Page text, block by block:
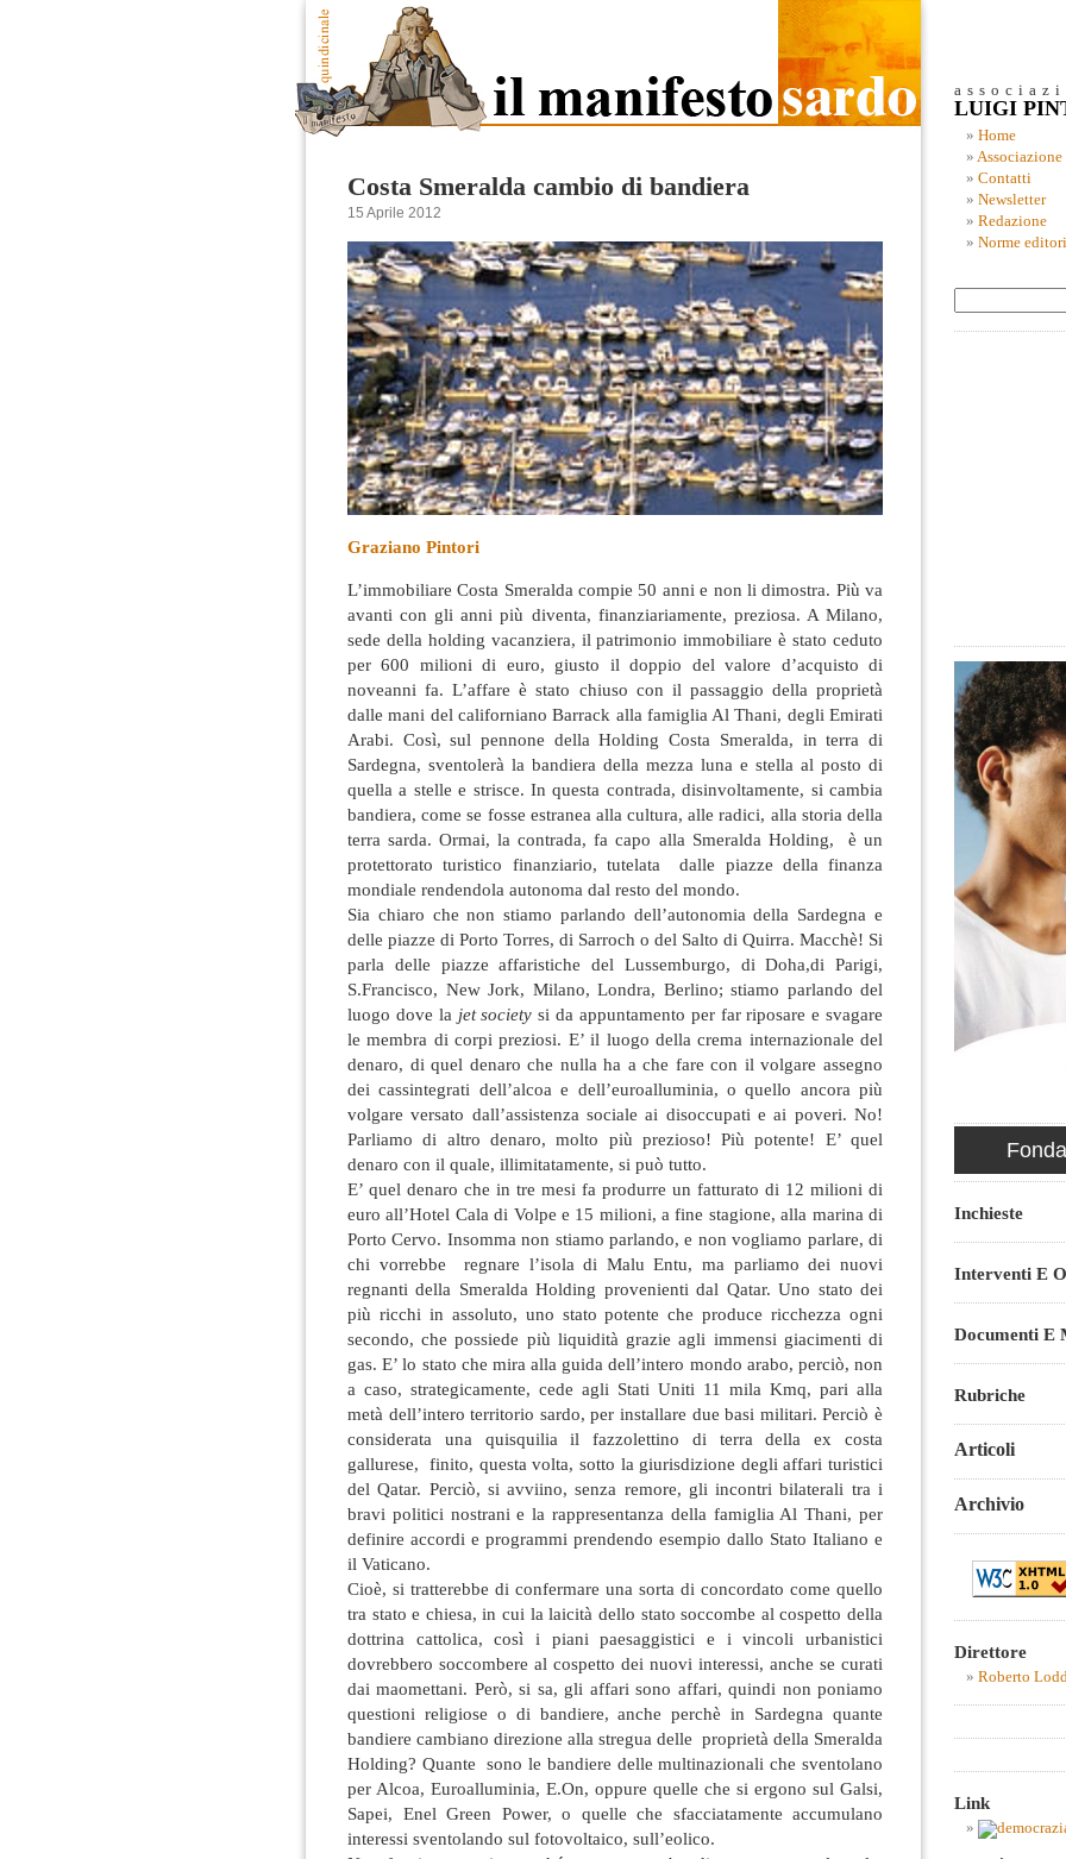
Costa Smeralda cambio di bandiera
15 Aprile 2012
Graziano Pintori
L’immobiliare Costa Smeralda compie 50 anni e non li dimostra. Più va
avanti con gli anni più diventa, finanziariamente, preziosa. A Milano,
sede della holding vacanziera, il patrimonio immobiliare è stato ceduto
per 600 milioni di euro, giusto il doppio del valore d’acquisto di
noveanni fa. L’affare è stato chiuso con il passaggio della proprietà
dalle mani del californiano Barrack alla famiglia Al Thani, degli Emirati
Arabi. Così, sul pennone della Holding Costa Smeralda, in terra di
Sardegna, sventolerà la bandiera della mezza luna e stella al posto di
quella a stelle e strisce. In questa contrada, disinvoltamente, si cambia
bandiera, come se fosse estranea alla cultura, alle radici, alla storia della
terra sarda. Ormai, la contrada, fa capo alla Smeralda Holding, è un
protettorato turistico finanziario, tutelata dalle piazze della finanza
mondiale rendendola autonoma dal resto del mondo.
Sia chiaro che non stiamo parlando dell’autonomia della Sardegna e
delle piazze di Porto Torres, di Sarroch o del Salto di Quirra. Macchè! Si
parla delle piazze affaristiche del Lussemburgo, di Doha,di Parigi,
S.Francisco, New Jork, Milano, Londra, Berlino; stiamo parlando del
luogo dove la jet societysi da appuntamento per far riposare e svagare
le membra di corpi preziosi. E’ il luogo della crema internazionale del
denaro, di quel denaro che nulla ha a che fare con il volgare assegno
dei cassintegrati dell’alcoa e dell’euroalluminia, o quello ancora più
volgare versato dall’assistenza sociale ai disoccupati e ai poveri. No!
Parliamo di altro denaro, molto più prezioso! Più potente! E’ quel
denaro con il quale, illimitatamente, si può tutto.
E’ quel denaro che in tre mesi fa produrre un fatturato di 12 milioni di
euro all’Hotel Cala di Volpe e 15 milioni, a fine stagione, alla marina di
Porto Cervo. Insomma non stiamo parlando, e non vogliamo parlare, di
chi vorrebbe regnare l’isola di Malu Entu, ma parliamo dei nuovi
regnanti della Smeralda Holding provenienti dal Qatar. Uno stato dei
più ricchi in assoluto, uno stato potente che produce ricchezza ogni
secondo, che possiede più liquidità grazie agli immensi giacimenti di
gas. E’ lo stato che mira alla guida dell’intero mondo arabo, perciò, non
a caso, strategicamente, cede agli Stati Uniti 11 mila Kmq, pari alla
metà dell’intero territorio sardo, per installare due basi militari. Perciò è
considerata una quisquilia il fazzolettino di terra della ex costa
gallurese, finito, questa volta, sotto la giurisdizione degli affari turistici
del Qatar. Perciò, si avviino, senza remore, gli incontri bilaterali tra i
bravi politici nostrani e la rappresentanza della famiglia Al Thani, per
definire accordi e programmi prendendo esempio dallo Stato Italiano e
il Vaticano.
Cioè, si tratterebbe di confermare una sorta di concordato come quello
tra stato e chiesa, in cui la laicità dello stato soccombe al cospetto della
dottrina cattolica, così i piani paesaggistici e i vincoli urbanistici
dovrebbero soccombere al cospetto dei nuovi interessi, anche se curati
dai maomettani. Però, si sa, gli affari sono affari, quindi non poniamo
questioni religiose o di bandiere, anche perchè in Sardegna quante
bandiere cambiano direzione alla stregua delle proprietà della Smeralda
Holding? Quante sono le bandiere delle multinazionali che sventolano
per Alcoa, Euroalluminia, E.On, oppure quelle che si ergono sul Galsi,
Sapei, Enel Green Power, o quelle che sfacciatamente accumulano
interessi sventolando sul fotovoltaico, sull’eolico.
LUIGI
Home
Associazione
Contatti
Newsletter
Redazione
Norme
Inchieste
Interventi E
Documenti E
Rubriche
Articoli
Archivio
Direttore
Roberto
Link